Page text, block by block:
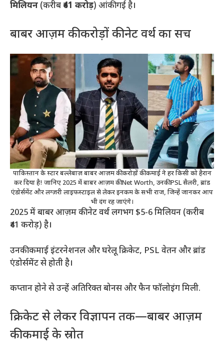
मिलियन (करीब ₹41 करोड़) आंकी गई है।
बाबर आज़म की करोड़ों की नेट वर्थ का सच
पाकिस्तान के स्टार बल्लेबाज़ बाबर आज़म की करोड़ों की कमाई ने हर किसी को हैरान
कर दिया है! जानिए 2025 में बाबर आज़म की Net Worth, उनकी PSL सैलरी, ब्रांड
एंडोर्समेंट और लग्ज़री लाइफस्टाइल से लेकर इनकम के सभी राज, जिन्हें जानकर आप
भी दंग रह जाएंगे।
2025 में बाबर आज़म की नेट वर्थ लगभग $5-6 मिलियन (करीब
₹41 करोड़) है।
उनकी कमाई इंटरनेशनल और घरेलू क्रिकेट, PSL वेतन और ब्रांड
एंडोर्समेंट से होती है।
कप्तान होने से उन्हें अतिरिक्त बोनस और फैन फॉलोइंग मिली.
क्रिकेट से लेकर विज्ञापन तक—बाबर आज़म
की कमाई के स्रोत